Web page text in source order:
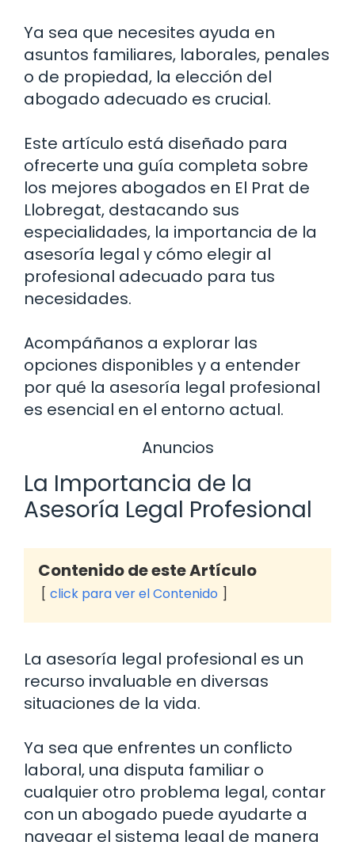
Ya sea que necesites ayuda en
asuntos familiares, laborales, penales
o de propiedad, la elección del
abogado adecuado es crucial.
Este artículo está diseñado para
ofrecerte una guía completa sobre
los mejores abogados en El Prat de
Llobregat, destacando sus
especialidades, la importancia de la
asesoría legal y cómo elegir al
profesional adecuado para tus
necesidades.
Acompáñanos a explorar las
opciones disponibles y a entender
por qué la asesoría legal profesional
es esencial en el entorno actual.
Anuncios
La Importancia de la
Asesoría Legal Profesional
Contenido de este Artículo
click para ver el Contenido
La asesoría legal profesional es un
recurso invaluable en diversas
situaciones de la vida.
Ya sea que enfrentes un conflicto
laboral, una disputa familiar o
cualquier otro problema legal, contar
con un abogado puede ayudarte a
navegar el sistema legal de manera